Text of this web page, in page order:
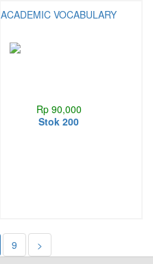
ACADEMIC VOCABULARY
Rp 90,000
Stok 200
9 >